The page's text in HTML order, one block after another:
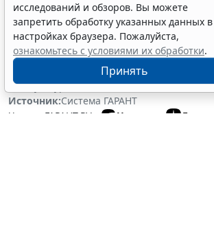
Теги:бюджет,бюджетная сфера,госзакупки
государственный контроль (надзор),
исполнительное производство,
культура,обязательства, сделки,проверка
проверки организаций и ИП,
Минкультуры России,ФМБА России,ФССП
Источник:Система ГАРАНТ
Читать ГАРАНТ.РУ в
Новости Дзен
исследований и обзоров. Вы можете
запретить обработку указанных данных в
настройках браузера. Пожалуйста,
ознакомьтесь с условиями их обработки.
Принять